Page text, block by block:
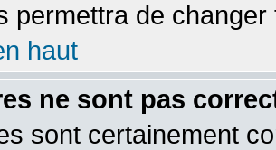
permettra de
haut
ne sont pas
sont certainement